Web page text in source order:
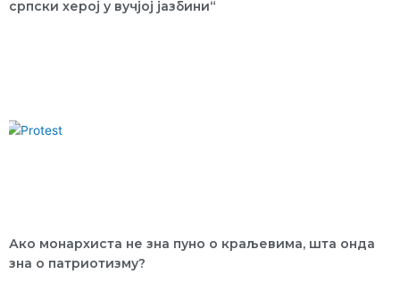
српски херој у вучјој јазбини“
Ако монархиста не зна пуно о краљевима, шта онда
зна о патриотизму?